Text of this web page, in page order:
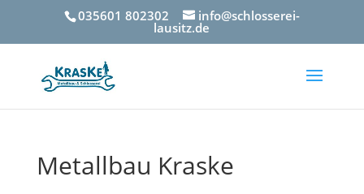
035601 802302 info@schlosserei-
lausitz.de
Metallbau Kraske